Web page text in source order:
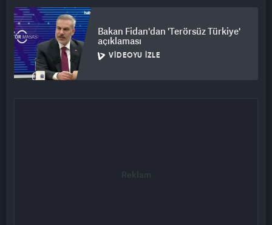
Bakan Fidan'dan 'Terörsüz Türkiye'
açıklaması
VIDEOYU İZLE